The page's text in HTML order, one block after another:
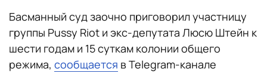
Басманный суд заочно приговорил участницу
группы Pussy Riot и экс-депутата Люсю Штейн к
шести годам и 15 суткам колонии общего
режима, сообщается в Telegram-канале